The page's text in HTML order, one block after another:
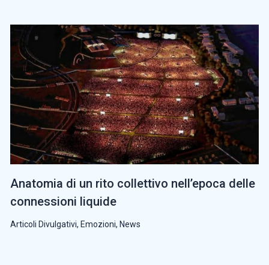
Anatomia di un rito collettivo nell’epoca delle
connessioni liquide
Articoli Divulgativi, Emozioni, News